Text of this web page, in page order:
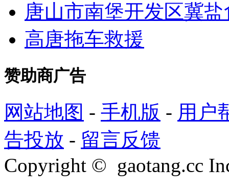
唐山市南堡开发区冀
高唐拖车救援
赞助商广告
网站地图 - 手机版 - 用户
告投放 - 留言反馈
Copyright © gaotang.cc